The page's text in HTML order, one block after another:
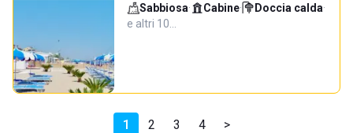
Sabbiosa· Cabine· Doccia calda·
e altri 10…
1 2 3 4 >